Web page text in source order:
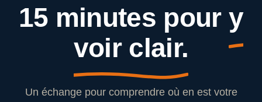
15 minutes pour y
voir clair.
Un échange pour comprendre où en est votre